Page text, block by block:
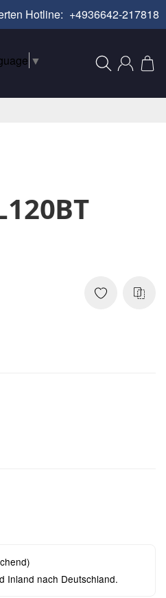
Hotline: +4936642-217818
▼
Inland nach Deutschland.